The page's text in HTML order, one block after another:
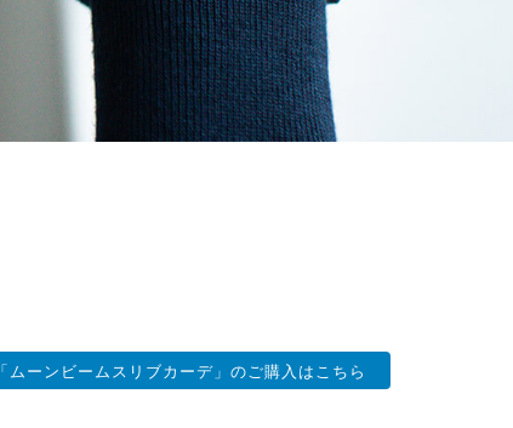
「ムーンビームスリブカーデ」のご購入はこちら